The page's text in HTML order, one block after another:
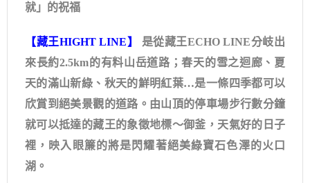
就」的祝福
【藏王HIGHT LINE】
是從藏王ECHO LINE分岐出
來長約2.5km的有料山岳道路；春天的雪之迴廊、夏
天的滿山新綠、秋天的鮮明紅葉…是一條四季都可以
欣賞到絕美景觀的道路。由山頂的停車場步行數分鐘
就可以抵達的藏王的象徵地標～御釜，天氣好的日子
裡，映入眼簾的將是閃耀著絕美綠寶石色澤的火口
湖。